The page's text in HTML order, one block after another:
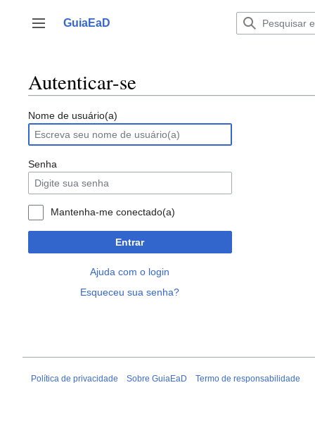
para
Alternar barra lateral
GuiaEaD
Autenticar-se
Nome de usuário(a)
Senha
Mantenha-me conectado(a)
Entrar
Ajuda com o login
Esqueceu sua senha?
Política de privacidade Sobre GuiaEaD Termo de responsabilidade